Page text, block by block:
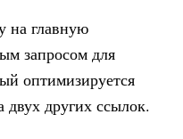
на главную
запросом для
оптимизируется
двух других ссылок.